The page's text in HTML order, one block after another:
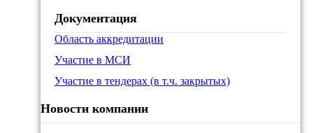
Документация
Область аккредитации
Участие в МСИ
Участие в тендерах (в т.ч. закрытых)
Новости компании